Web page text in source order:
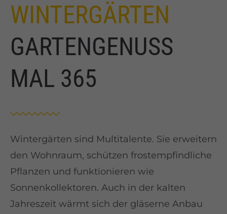
WINTERGÄRTEN
GARTENGENUSS
MAL 365
Wintergärten sind Multitalente. Sie erweitern
den Wohnraum, schützen frostempfindliche
Pflanzen und funktionieren wie
Sonnenkollektoren. Auch in der kalten
Jahreszeit wärmt sich der gläserne Anbau